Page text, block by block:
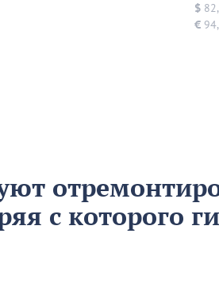
$
€
с которого